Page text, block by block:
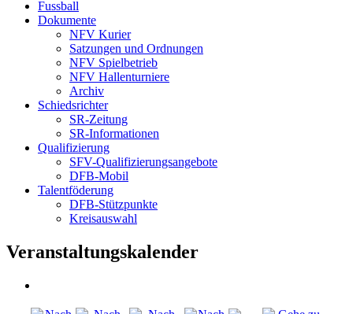
Fussball
Dokumente
NFV Kurier
Satzungen und Ordnungen
NFV Spielbetrieb
NFV Hallenturniere
Archiv
Schiedsrichter
SR-Zeitung
SR-Informationen
Qualifizierung
SFV-Qualifizierungsangebote
DFB-Mobil
Talentföderung
DFB-Stützpunkte
Kreisauswahl
Veranstaltungskalender